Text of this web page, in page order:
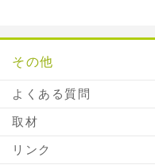
その他
よくある質問
取材
リンク